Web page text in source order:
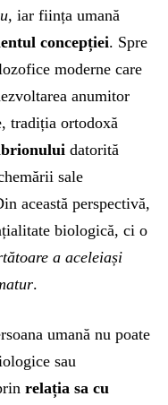
iar ființa umană
concepției. Spre
moderne care
anumitor
tradiția ortodoxă
datorită
sale
această perspectivă,
biologică, ci o
a aceleiași
.
umană nu poate
sau
relația sa cu